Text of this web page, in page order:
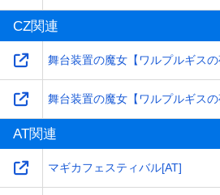
CZ関連
舞台装置の魔女【ワルプルギス
舞台装置の魔女【ワルプルギス
AT関連
マギカフェスティバル[AT]